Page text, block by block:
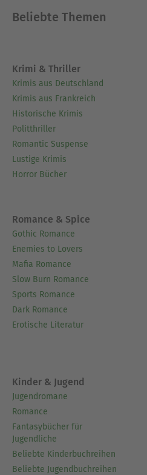
Beliebte Themen
Krimi & Thriller
Krimis aus Deutschland
Krimis aus Frankreich
Historische Krimis
Politthriller
Romantic Suspense
Lustige Krimis
Horror Bücher
Romance & Spice
Gothic Romance
Enemies to Lovers
Mafia Romance
Slow Burn Romance
Sports Romance
Dark Romance
Erotische Literatur
Kinder & Jugend
Jugendromane
Romance
Fantasybücher für
Jugendliche
Beliebte Kinderbuchreihen
Beliebte Jugendbuchreihen